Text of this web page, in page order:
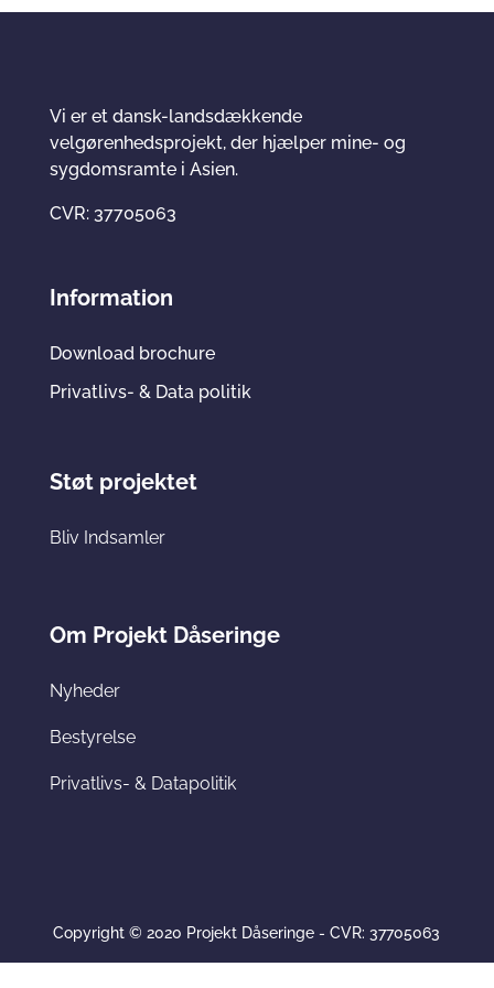
Vi er et dansk-landsdækkende
velgørenhedsprojekt, der hjælper mine- og
sygdomsramte i Asien.
CVR: 37705063
Information
Download brochure
Privatlivs- & Data politik
Støt projektet
Bliv Indsamler
Om Projekt Dåseringe
Nyheder
Bestyrelse
Privatlivs- & Datapolitik
Copyright © 2020 Projekt Dåseringe - CVR: 37705063